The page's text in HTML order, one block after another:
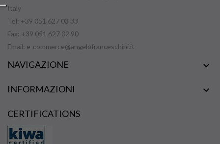
Italy
Tel: +39 051 627 03 33
Fax: +39 051 627 02 90
Email: e-commerce@angelofranceschini.it
NAVIGAZIONE 
INFORMAZIONI 
CERTIFICATIONS